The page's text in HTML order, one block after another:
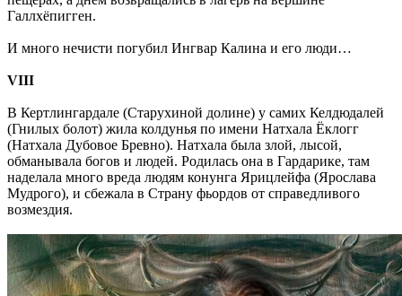
Галлхёпигген.
И много нечисти погубил Ингвар Калина и его люди…
VIII
В Кертлингардале (Старухиной долине) у самих Келдюдалей
(Гнилых болот) жила колдунья по имени Натхала Ёклогг
(Натхала Дубовое Бревно). Натхала была злой, лысой,
обманывала богов и людей. Родилась она в Гардарике, там
наделала много вреда людям конунга Ярицлейфа (Ярослава
Мудрого), и сбежала в Страну фьордов от справедливого
возмездия.